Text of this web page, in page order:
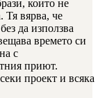
които не
Тя вярва, че
да използва
времето си
с
приют.
проект и всяка